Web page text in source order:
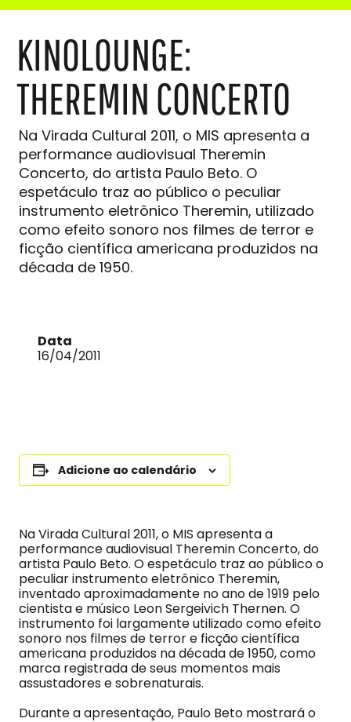
KINOLOUNGE:
THEREMIN CONCERTO
Na Virada Cultural 2011, o MIS apresenta a
performance audiovisual Theremin
Concerto, do artista Paulo Beto. O
espetáculo traz ao público o peculiar
instrumento eletrônico Theremin, utilizado
como efeito sonoro nos filmes de terror e
ficção científica americana produzidos na
década de 1950.
Data
16/04/2011
Adicione ao calendário
Na Virada Cultural 2011, o MIS apresenta a
performance audiovisual Theremin Concerto, do
artista Paulo Beto. O espetáculo traz ao público o
peculiar instrumento eletrônico Theremin,
inventado aproximadamente no ano de 1919 pelo
cientista e músico Leon Sergeivich Thernen. O
instrumento foi largamente utilizado como efeito
sonoro nos filmes de terror e ficção científica
americana produzidos na década de 1950, como
marca registrada de seus momentos mais
assustadores e sobrenaturais.
Durante a apresentação, Paulo Beto mostrará o